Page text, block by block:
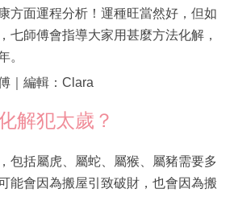
方面運程分析！運種旺當然好，但如
七師傅會指導大家用甚麼方法化解，
。
｜編輯：Clara
解犯太歲？
包括屬虎、屬蛇、屬猴、屬豬需要多
能會因為搬屋引致破財，也會因為搬